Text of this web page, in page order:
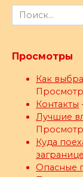
Search
for:
Просмотры
Как
Контакты
Лучшие
Куда
Опасные